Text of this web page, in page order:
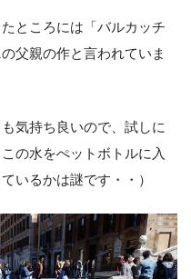
ところには「バルカッチ
父親の作と言われていま
気持ち良いので、試しに
の水をぺットボトルに入
いるかは謎です・・）